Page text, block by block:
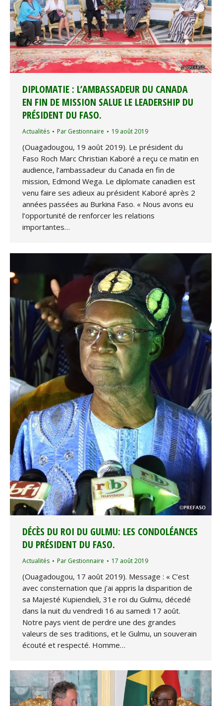
DIPLOMATIE : L’AMBASSADEUR DU CANADA
EN FIN DE MISSION SALUE LE LEADERSHIP DU
PRÉSIDENT DU FASO.
Actualités Par Gestionnaire 19 août 2019
(Ouagadougou, 19 août 2019). Le président du
Faso Roch Marc Christian Kaboré a reçu ce matin en
audience, l’ambassadeur du Canada en fin de
mission, Edmond Wega. Le diplomate canadien est
venu faire ses adieux au président Kaboré après 2
années passées au Burkina Faso. « Nous avons eu
l’opportunité de renforcer les relations
importantes…
DÉCÈS DU ROI DU GULMU: LES CONDOLÉANCES
DU PRÉSIDENT DU FASO.
Actualités Par Gestionnaire 17 août 2019
(Ouagadougou, 17 août 2019). Message : « C’est
avec consternation que j’ai appris la disparition de
sa Majesté Kupiendieli, 31e roi du Gulmu, décedé
dans la nuit du vendredi 16 au samedi 17 août.
Notre pays vient de perdre une des grandes
valeurs de ses traditions, et le Gulmu, un souverain
écouté et respecté. Homme…